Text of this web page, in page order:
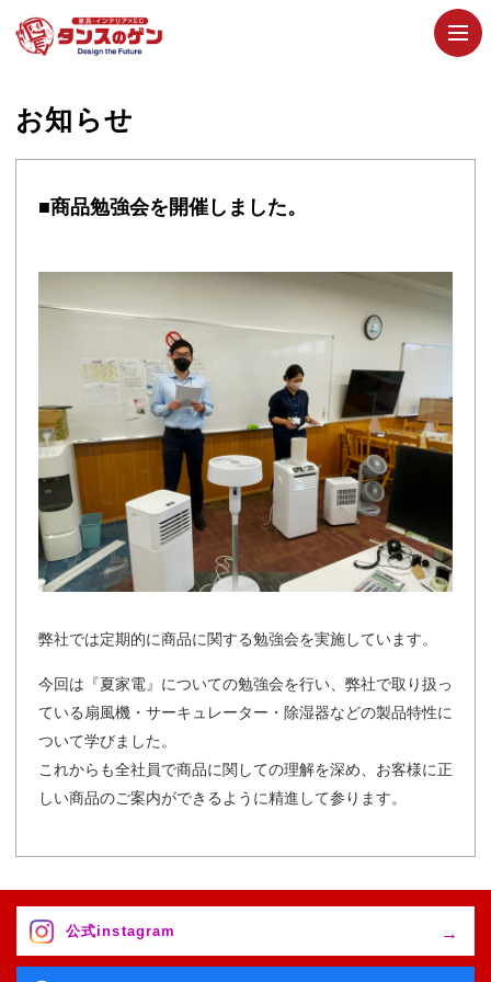
お知らせ
■商品勉強会を開催しました。
弊社では定期的に商品に関する勉強会を実施しています。
今回は『夏家電』についての勉強会を行い、弊社で取り扱っ
ている扇風機・サーキュレーター・除湿器などの製品特性に
ついて学びました。
これからも全社員で商品に関しての理解を深め、お客様に正
しい商品のご案内ができるように精進して参ります。
公式instagram